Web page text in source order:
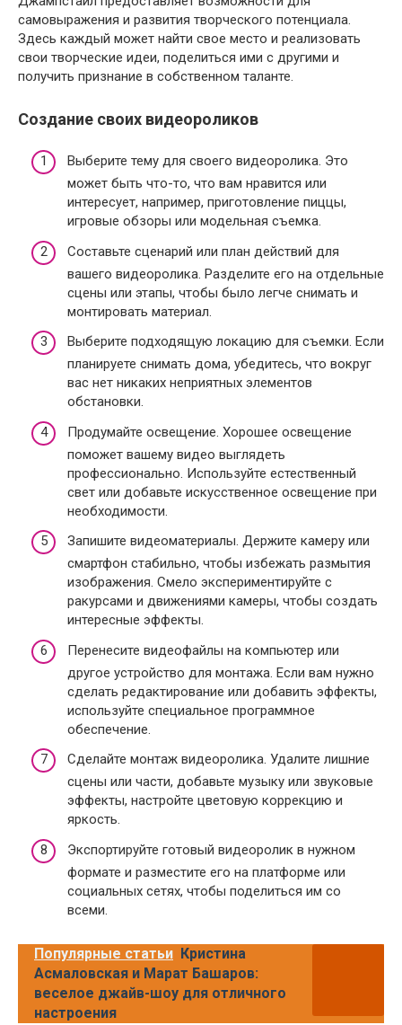
самовыражения и развития творческого потенциала.
Здесь каждый может найти свое место и реализовать
свои творческие идеи, поделиться ими с другими и
получить признание в собственном таланте.
Создание своих видеороликов
Выберите тему для своего видеоролика. Это
может быть что-то, что вам нравится или
интересует, например, приготовление пиццы,
игровые обзоры или модельная съемка.
Составьте сценарий или план действий для
вашего видеоролика. Разделите его на отдельные
сцены или этапы, чтобы было легче снимать и
монтировать материал.
Выберите подходящую локацию для съемки. Если
планируете снимать дома, убедитесь, что вокруг
вас нет никаких неприятных элементов
обстановки.
Продумайте освещение. Хорошее освещение
поможет вашему видео выглядеть
профессионально. Используйте естественный
свет или добавьте искусственное освещение при
необходимости.
Запишите видеоматериалы. Держите камеру или
смартфон стабильно, чтобы избежать размытия
изображения. Смело экспериментируйте с
ракурсами и движениями камеры, чтобы создать
интересные эффекты.
Перенесите видеофайлы на компьютер или
другое устройство для монтажа. Если вам нужно
сделать редактирование или добавить эффекты,
используйте специальное программное
обеспечение.
Сделайте монтаж видеоролика. Удалите лишние
сцены или части, добавьте музыку или звуковые
эффекты, настройте цветовую коррекцию и
яркость.
Экспортируйте готовый видеоролик в нужном
формате и разместите его на платформе или
социальных сетях, чтобы поделиться им со
всеми.
Популярные статьи Кристина
Асмаловская и Марат Башаров:
веселое джайв-шоу для отличного
настроения